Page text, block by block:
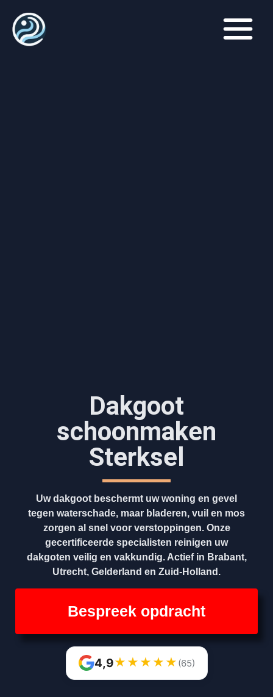
Dakgoot
schoonmaken​
Sterksel
Uw dakgoot beschermt uw woning en gevel
tegen waterschade, maar bladeren, vuil en mos
zorgen al snel voor verstoppingen. Onze
gecertificeerde specialisten reinigen uw
dakgoten veilig en vakkundig. Actief in Brabant,
Utrecht, Gelderland en Zuid-Holland.
Bespreek opdracht
4,9★ ★ ★ ★ ★ (65)